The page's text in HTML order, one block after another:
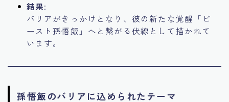
結果:
バリアがきっかけとなり、彼の新たな覚醒「ビ
ースト孫悟飯」へと繋がる伏線として描かれて
います。
孫悟飯のバリアに込められたテーマ